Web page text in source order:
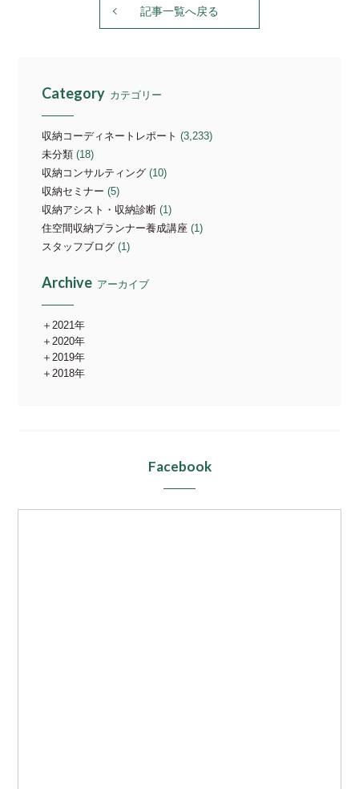
記事一覧へ戻る
Category カテゴリー
収納コーディネートレポート (3,233)
未分類 (18)
収納コンサルティング (10)
収納セミナー (5)
収納アシスト・収納診断 (1)
住空間収納プランナー養成講座 (1)
スタッフブログ (1)
Archive アーカイブ
2021年
2020年
2019年
2018年
Facebook